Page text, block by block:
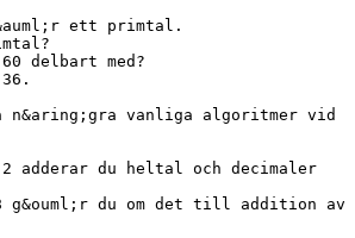
ett primtal.
delbart med?
n&aring;gra vanliga algoritmer vid
adderar du heltal och decimaler
du om det till addition av